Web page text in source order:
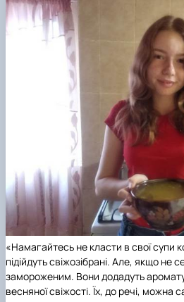
«Намагайтесь не класти в свої супи
підійдуть свіжозібрані. Але, якщо не
замороженим. Вони додадуть
весняної свіжості. Їх, до речі, можна